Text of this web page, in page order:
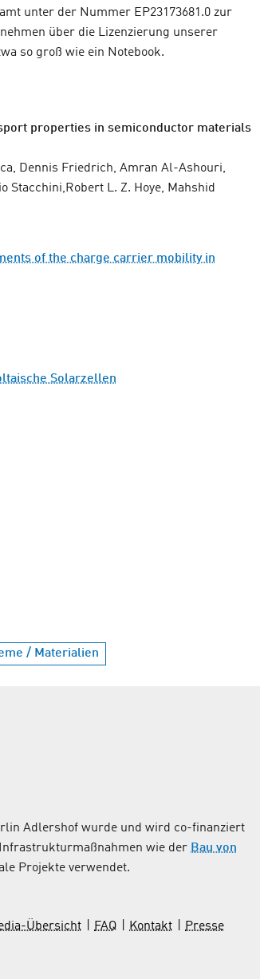
unter der Nummer EP23173681.0 zur
über die Lizenzierung unserer
so groß wie ein Notebook.
properties in semiconductor materials
Dennis Friedrich, Amran Al-Ashouri,
Stacchini,Robert L. Z. Hoye, Mahshid
of the charge carrier mobility in
Solarzellen
/ Materialien
Adlershof wurde und wird co-finanziert
wie der Bau von
Projekte verwendet.
Übersicht FAQ Kontakt
Presse